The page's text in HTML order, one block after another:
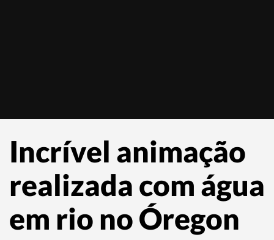
Incrível animação
realizada com água
em rio no Óregon